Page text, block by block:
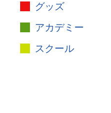
グッズ
アカデミー
スクール